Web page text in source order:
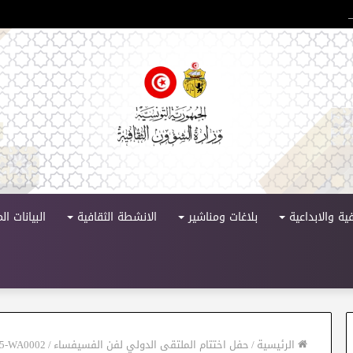
11
والابداعية بلاغات ومناشير الانشطة الثقافية البيانات
الرئيسية/حفل اختتام الملتقى الدولي لفن الفسيفساء/
WA0002